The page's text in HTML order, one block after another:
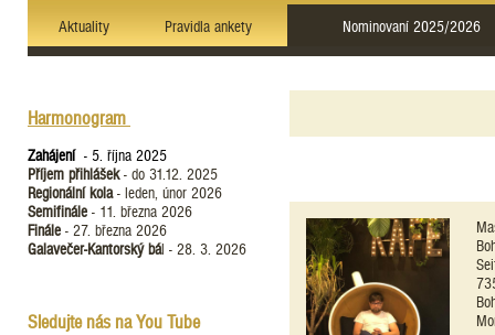
Aktuality Pravidla ankety Nominovaní 2025/2026
Harmonogram
Zahájení - 5. října 2025
Příjem přihlášek- do 31.12. 2025
Regionální kola- leden, únor 2026
Semifinále - 11. března 2026
Finále - 27. března 2026
Galavečer-Kantorský bál - 28. 3. 2026
Sledujte nás na You Tube